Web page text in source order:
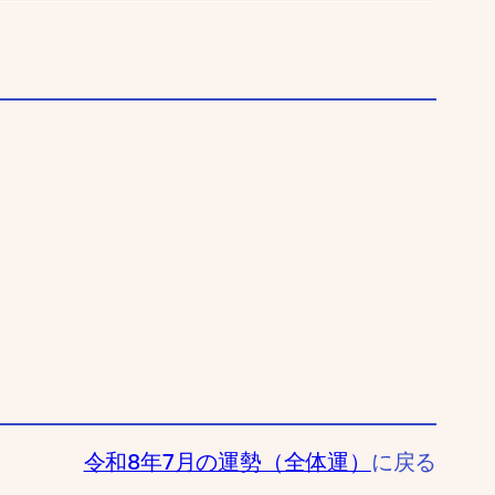
令和8年7月の運勢（全体運） に戻る